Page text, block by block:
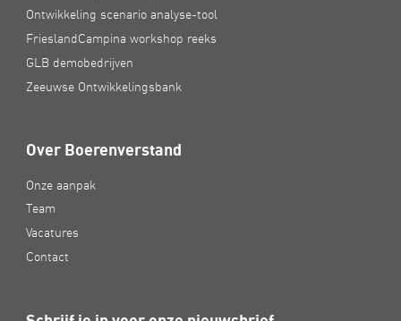
Ontwikkeling scenario analyse-tool
FrieslandCampina workshop reeks
GLB demobedrijven
Zeeuwse Ontwikkelingsbank
Over Boerenverstand
Onze aanpak
Team
Vacatures
Contact